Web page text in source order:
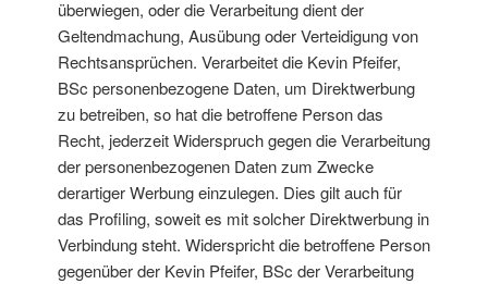
überwiegen, oder die Verarbeitung dient der
Geltendmachung, Ausübung oder Verteidigung von
Rechtsansprüchen. Verarbeitet die Kevin Pfeifer,
BSc personenbezogene Daten, um Direktwerbung
zu betreiben, so hat die betroffene Person das
Recht, jederzeit Widerspruch gegen die Verarbeitung
der personenbezogenen Daten zum Zwecke
derartiger Werbung einzulegen. Dies gilt auch für
das Profiling, soweit es mit solcher Direktwerbung in
Verbindung steht. Widerspricht die betroffene Person
gegenüber der Kevin Pfeifer, BSc der Verarbeitung